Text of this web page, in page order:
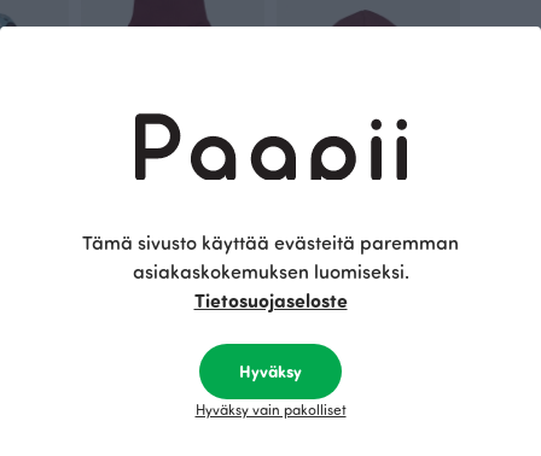
Punainen
27.00 EUR
Punainen
30.00 EUR
Tämä on Paapii
Tämä sivusto käyttää evästeitä paremman
asiakaskokemuksen luomiseksi.
Tietosuojaseloste
Hyväksy
Hyväksy vain pakolliset